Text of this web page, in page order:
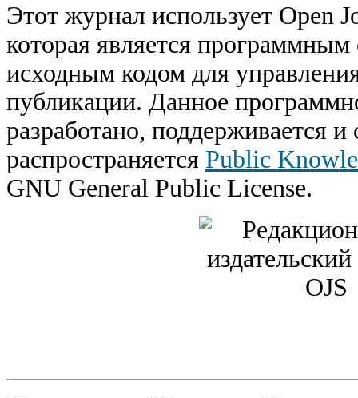
Этот журнал использует Open
которая является
исходным кодом для
публикации. Данное
разработано, поддерживается и
распространяется Public
GNU General Public License.